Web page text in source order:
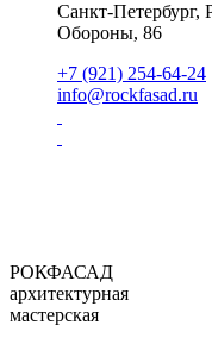
Санкт-Петербург,
Обороны, 86
+7 (921) 254-64-24
info@rockfasad.ru
РОКФАСАД
архитектурная
мастерская